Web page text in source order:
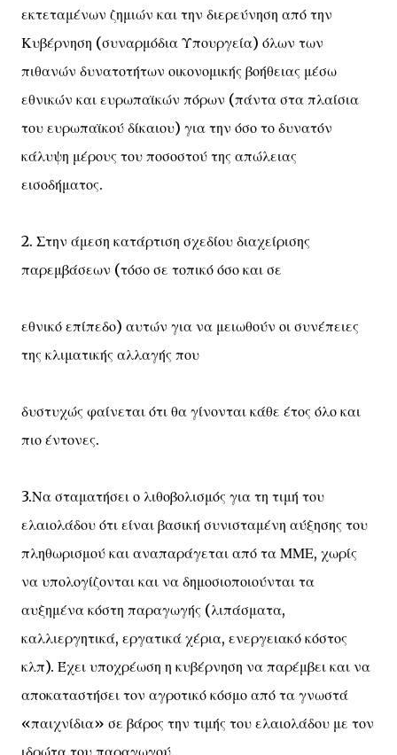
εκτεταμένων ζημιών και την διερεύνηση από την
Κυβέρνηση (συναρμόδια Υπουργεία) όλων των
πιθανών δυνατοτήτων οικονομικής βοήθειας μέσω
εθνικών και ευρωπαϊκών πόρων (πάντα στα πλαίσια
του ευρωπαϊκού δίκαιου) για την όσο το δυνατόν
κάλυψη μέρους του ποσοστού της απώλειας
εισοδήματος.
2. Στην άμεση κατάρτιση σχεδίου διαχείρισης
παρεμβάσεων (τόσο σε τοπικό όσο και σε
εθνικό επίπεδο) αυτών για να μειωθούν οι συνέπειες
της κλιματικής αλλαγής που
δυστυχώς φαίνεται ότι θα γίνονται κάθε έτος όλο και
πιο έντονες.
3.Να σταματήσει ο λιθοβολισμός για τη τιμή του
ελαιολάδου ότι είναι βασική συνισταμένη αύξησης του
πληθωρισμού και αναπαράγεται από τα ΜΜΕ, χωρίς
να υπολογίζονται και να δημοσιοποιούνται τα
αυξημένα κόστη παραγωγής (λιπάσματα,
καλλιεργητικά, εργατικά χέρια, ενεργειακό κόστος
κλπ). Έχει υποχρέωση η κυβέρνηση να παρέμβει και να
αποκαταστήσει τον αγροτικό κόσμο από τα γνωστά
«παιχνίδια» σε βάρος την τιμής του ελαιολάδου με τον
ιδρώτα του παραγωγού.